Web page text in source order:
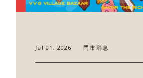
Jul 01. 2026 門市消息